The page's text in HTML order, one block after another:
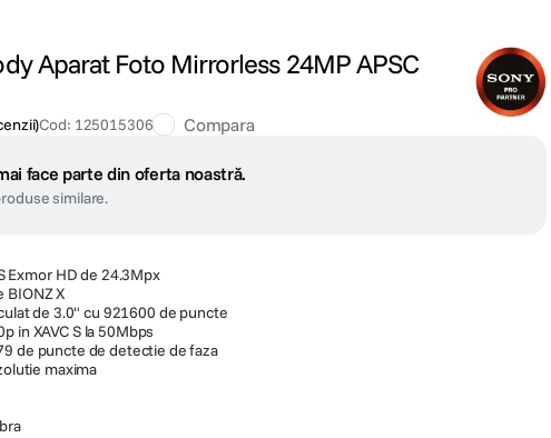
Aparat Foto Mirrorless 24MP APSC
)Cod: 125015306 Compara
face parte din oferta noastră.
similare.
Exmor HD de 24.3Mpx
BIONZ X
de 3.0" cu 921600 de puncte
in XAVC S la 50Mbps
de puncte de detectie de faza
maxima